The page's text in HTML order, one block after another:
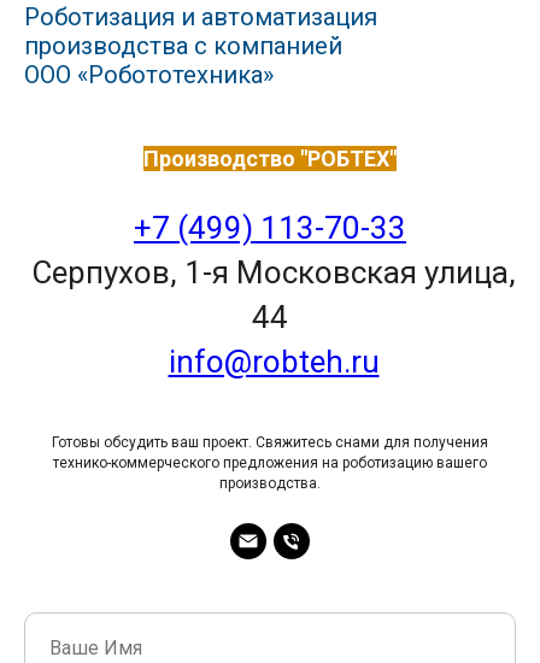
Роботизация и автоматизация
производства с компанией
ООО «Робототехника»
Производство "РОБТЕХ"
+7 (499) 113-70-33
Серпухов, 1-я Московская улица,
44
info@robteh.ru
Готовы обсудить ваш проект. Свяжитесь снами для получения
технико-коммерческого предложения на роботизацию вашего
производства.